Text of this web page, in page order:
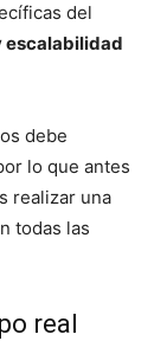
del
escalabilidad
debe
lo que antes
realizar una
todas las
real